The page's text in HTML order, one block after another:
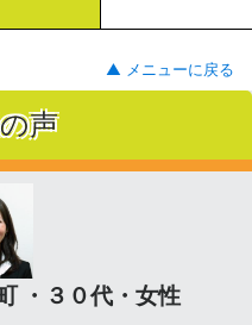
▲ メニューに戻る
声
・３０代・女性